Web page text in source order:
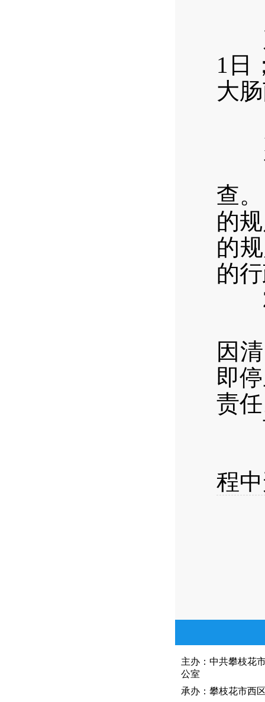
产
1日
大
1.
西
查
的
的
的
2.
因
即
责
西
程
主办：中共攀枝
公室
承办：攀枝花市西